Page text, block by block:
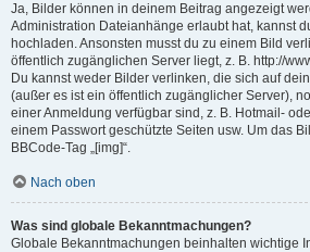
Ja, Bilder können in deinem Beitrag angezeigt
Administration Dateianhänge erlaubt hat, kannst
hochladen. Ansonsten musst du zu einem Bild
öffentlich zugänglichen Server liegt, z. B. http://
Du kannst weder Bilder verlinken, die sich auf
(außer es ist ein öffentlich zugänglicher Server),
einer Anmeldung verfügbar sind, z. B. Hotmail-
einem Passwort geschützte Seiten usw. Um das
BBCode-Tag „[img]“.
Nach oben
Was sind globale Bekanntmachungen?
Globale Bekanntmachungen beinhalten wichtige